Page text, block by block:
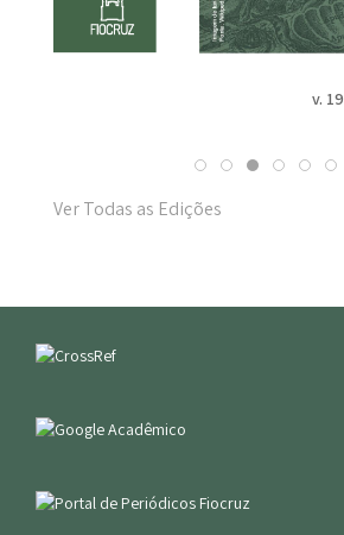
v. 19 n. Suppl. 1 (2025)
Ver Todas as Edições